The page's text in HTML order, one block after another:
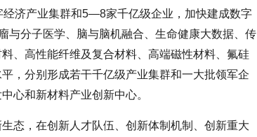
济产业集群和5—8家千亿级企业，加快建成数字
与分子医学、脑与脑机融合、生命健康大数据、传
、高性能纤维及复合材料、高端磁性材料、氟硅
，分别形成若干千亿级产业集群和一大批领军企
心和新材料产业创新中心。
态，在创新人才队伍、创新体制机制、创新重大